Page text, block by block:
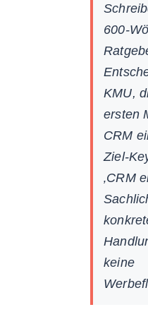
600-
KMU,
ersten
CRM
Ziel-
‚CRM
keine